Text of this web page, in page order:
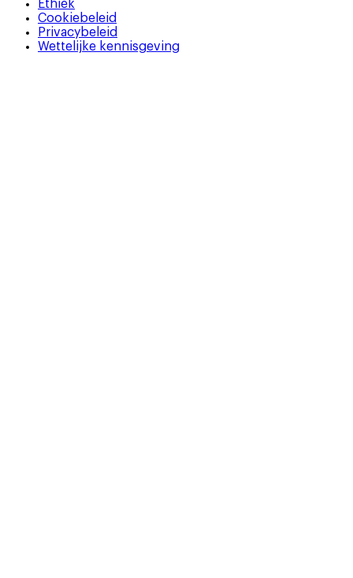
Ethiek
Cookiebeleid
Privacybeleid
Wettelijke kennisgeving